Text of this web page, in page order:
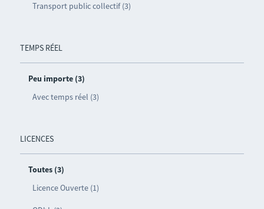
Transport public collectif (3)
TEMPS RÉEL
Peu importe (3)
Avec temps réel (3)
LICENCES
Toutes (3)
Licence Ouverte (1)